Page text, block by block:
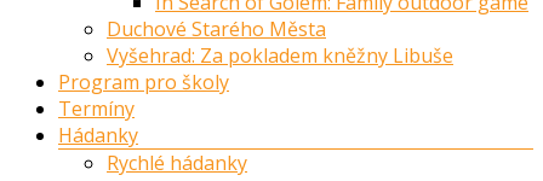
Duchové Starého Města
Vyšehrad: Za pokladem kněžny Libuše
Program pro školy
Termíny
Hádanky
Rychlé hádanky